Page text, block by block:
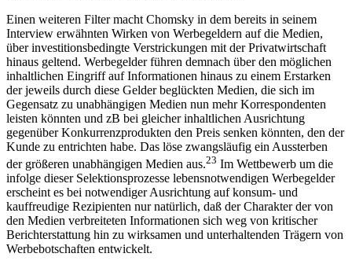
Einen weiteren Filter macht Chomsky in dem bereits in seinem
Interview erwähnten Wirken von Werbegeldern auf die Medien,
über investitionsbedingte Verstrickungen mit der Privatwirtschaft
hinaus geltend. Werbegelder führen demnach über den möglichen
inhaltlichen Eingriff auf Informationen hinaus zu einem Erstarken
der jeweils durch diese Gelder beglückten Medien, die sich im
Gegensatz zu unabhängigen Medien nun mehr Korrespondenten
leisten könnten und zB bei gleicher inhaltlichen Ausrichtung
gegenüber Konkurrenzprodukten den Preis senken könnten, den der
Kunde zu entrichten habe. Das löse zwangsläufig ein Aussterben
der größeren unabhängigen Medien aus.23 Im Wettbewerb um die
infolge dieser Selektionsprozesse lebensnotwendigen Werbegelder
erscheint es bei notwendiger Ausrichtung auf konsum- und
kauffreudige Rezipienten nur natürlich, daß der Charakter der von
den Medien verbreiteten Informationen sich weg von kritischer
Berichterstattung hin zu wirksamen und unterhaltenden Trägern von
Werbebotschaften entwickelt.